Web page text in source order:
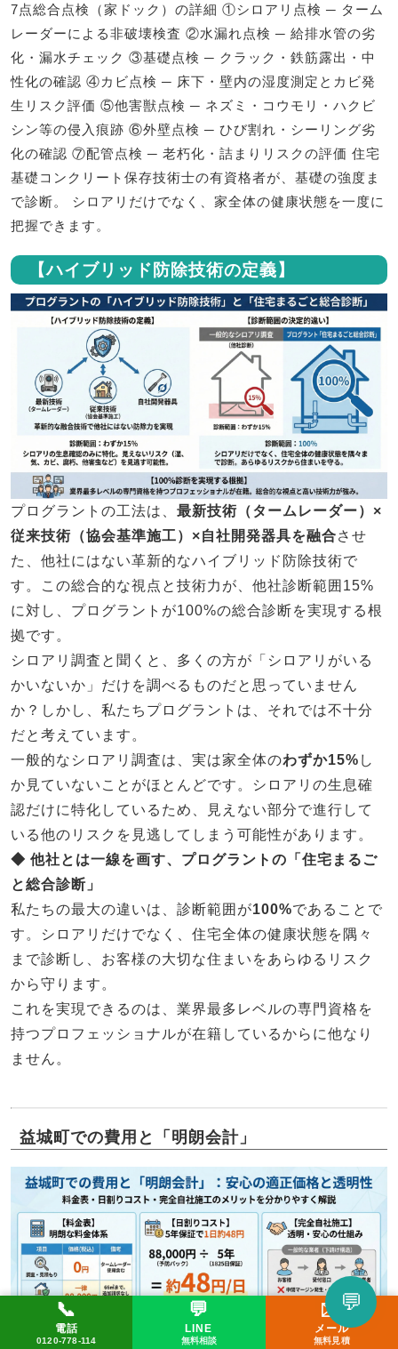
7点総合点検（家ドック）の詳細 ①シロアリ点検 ─ ターム
レーダーによる非破壊検査 ②水漏れ点検 ─ 給排水管の劣
化・漏水チェック ③基礎点検 ─ クラック・鉄筋露出・中
性化の確認 ④カビ点検 ─ 床下・壁内の湿度測定とカビ発
生リスク評価 ⑤他害獣点検 ─ ネズミ・コウモリ・ハクビ
シン等の侵入痕跡 ⑥外壁点検 ─ ひび割れ・シーリング劣
化の確認 ⑦配管点検 ─ 老朽化・詰まりリスクの評価 住宅
基礎コンクリート保存技術士の有資格者が、基礎の強度ま
で診断。 シロアリだけでなく、家全体の健康状態を一度に
把握できます。
【ハイブリッド防除技術の定義】
プログラントの工法は、 最新技術（タームレーダー）×
従来技術（協会基準施工）×自社開発器具を融合させ
た、他社にはない革新的なハイブリッド防除技術で
す。この総合的な視点と技術力が、他社診断範囲15%
に対し、プログラントが100%の総合診断を実現する根
拠です。
シロアリ調査と聞くと、多くの方が「シロアリがいる
かいないか」だけを調べるものだと思っていません
か？しかし、私たちプログラントは、それでは不十分
だと考えています。
一般的なシロアリ調査は、実は家全体のわずか15% し
か見ていないことがほとんどです。シロアリの生息確
認だけに特化しているため、見えない部分で進行して
いる他のリスクを見逃してしまう可能性があります。
◆ 他社とは一線を画す、プログラントの「住宅まるご
と総合診断」
私たちの最大の違いは、診断範囲が100%であることで
す。シロアリだけでなく、住宅全体の健康状態を隅々
まで診断し、お客様の大切な住まいをあらゆるリスク
から守ります。
これを実現できるのは、業界最多レベルの専門資格を
持つプロフェッショナルが在籍しているからに他なり
ません。
益城町での費用と「明朗会計」
LINEで相談してみる
📞 0120-778-114 ✉️ メール 💬 LINE
📞
電話
0120-778-114
💬
LINE
無料相談
✉️
メール
無料見積
💬